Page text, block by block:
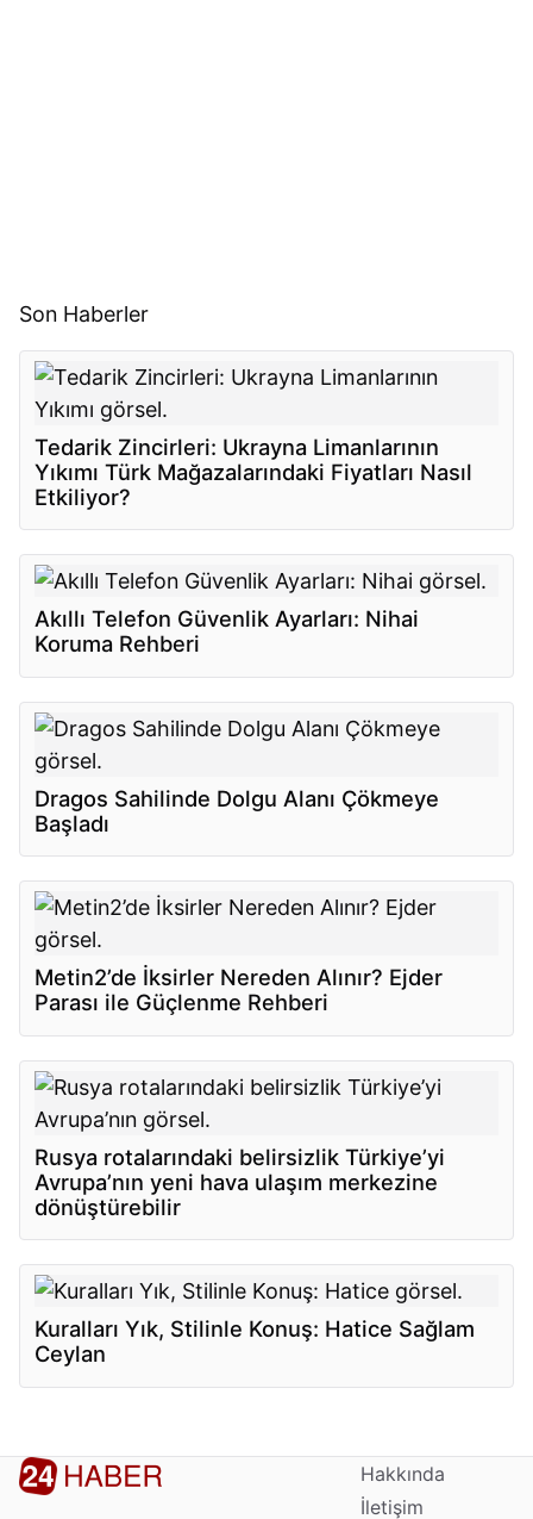
Son Haberler
Tedarik Zincirleri: Ukrayna Limanlarının
Yıkımı Türk Mağazalarındaki Fiyatları Nasıl
Etkiliyor?
Akıllı Telefon Güvenlik Ayarları: Nihai
Koruma Rehberi
Dragos Sahilinde Dolgu Alanı Çökmeye
Başladı
Metin2’de İksirler Nereden Alınır? Ejder
Parası ile Güçlenme Rehberi
Rusya rotalarındaki belirsizlik Türkiye’yi
Avrupa’nın yeni hava ulaşım merkezine
dönüştürebilir
Kuralları Yık, Stilinle Konuş: Hatice Sağlam
Ceylan
Hakkında
İletişim